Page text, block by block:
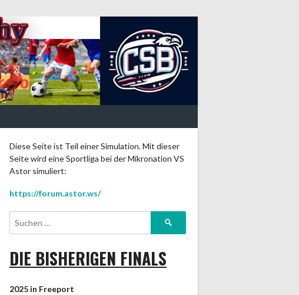
Diese Seite ist Teil einer Simulation. Mit dieser
Seite wird eine Sportliga bei der Mikronation VS
Astor simuliert:
https://forum.astor.ws/
Suchen
DIE BISHERIGEN FINALS
2025 in Freeport